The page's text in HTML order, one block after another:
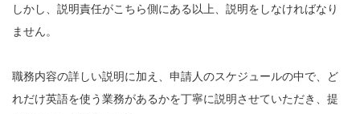
しかし、説明責任がこちら側にある以上、説明をしなければなり
ません。
職務内容の詳しい説明に加え、申請人のスケジュールの中で、ど
れだけ英語を使う業務があるかを丁寧に説明させていただき、提